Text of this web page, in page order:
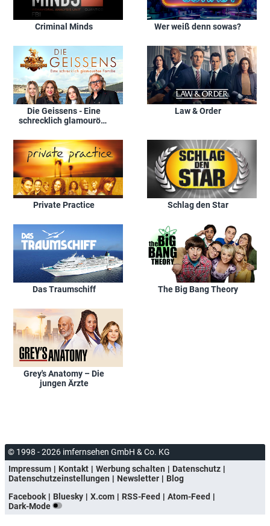
Criminal Minds Wer weiß denn sowas?
Die Geissens - Eine
schrecklich glamouröse
Law & Order
Private Practice Schlag den Star
Das Traumschiff The Big Bang Theory
Grey's Anatomy – Die
jungen Ärzte
© 1998 - 2026 imfernsehen GmbH & Co. KG
Impressum
Kontakt Werbung schalten
Datenschutz
Datenschutzeinstellungen
Newsletter
Blog
Facebook
Bluesky X.com RSS-Feed
Atom-Feed
Dark-Mode